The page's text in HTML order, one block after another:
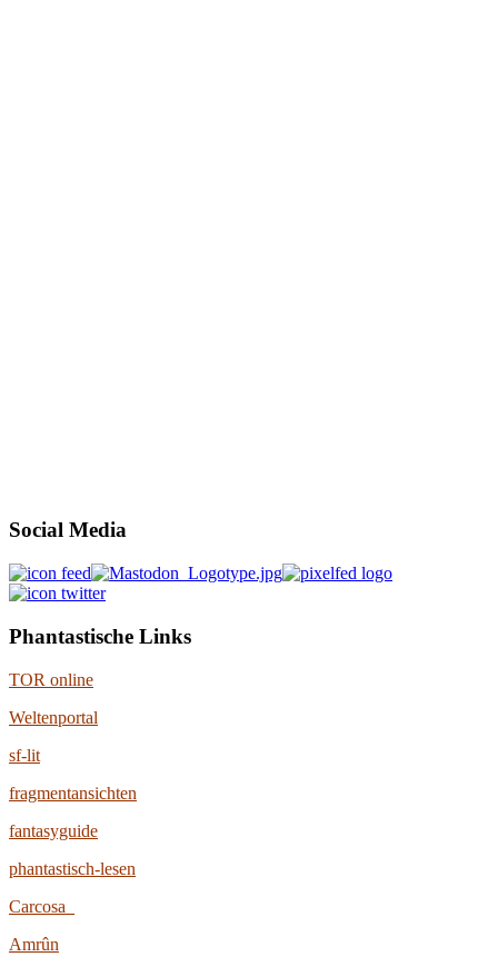
Social Media
Phantastische Links
TOR online
Weltenportal
sf-lit
fragmentansichten
fantasyguide
phantastisch-lesen
Carcosa
Amrûn